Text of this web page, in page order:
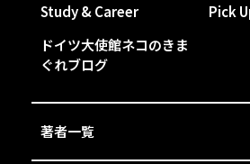
Study & Career
Pick
ドイツ大使館ネコのきま
ぐれブログ
著者一覧